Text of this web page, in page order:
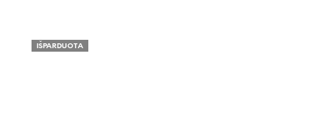
IŠPARDUOTA